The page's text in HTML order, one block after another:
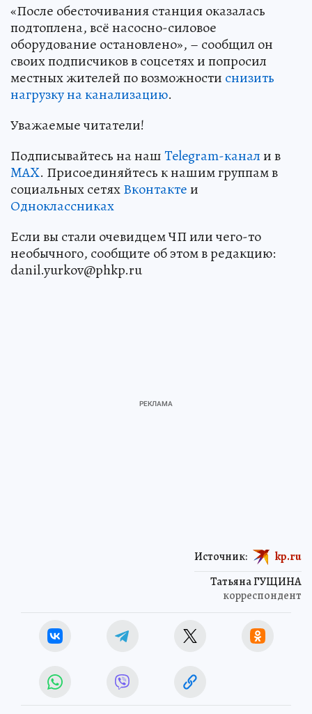
«После обесточивания станция оказалась
подтоплена, всё насосно-силовое
оборудование остановлено», – сообщил он
своих подписчиков в соцсетях и попросил
местных жителей по возможности снизить
нагрузку на канализацию.
Уважаемые читатели!
Подписывайтесь на нашTelegram-канали в
MAX. Присоединяйтесь к нашим группам в
социальных сетяхВконтактеи
Одноклассниках
Если вы стали очевидцем ЧП или чего-то
необычного, сообщите об этом в редакцию:
danil.yurkov@phkp.ru
Татьяна ГУЩИНА
корреспондент
Источник: kp.ru